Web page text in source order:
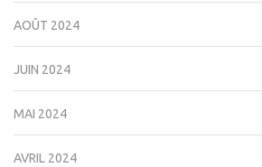
AOÛT 2024
JUIN 2024
MAI 2024
AVRIL 2024